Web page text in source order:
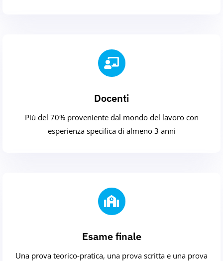
Docenti
Più del 70% proveniente dal mondo del lavoro con
esperienza specifica di almeno 3 anni
Esame finale
Una prova teorico-pratica, una prova scritta e una prova